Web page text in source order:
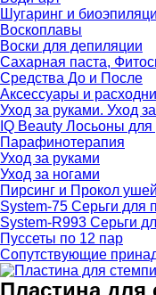
Шугаринг и
Воскоплавы
Воски для депиляции
Сахарная паста,
Средства До и После
Аксессуары и
Уход за руками. Уход
IQ Beauty Лосьоны для
Парафинотерапия
Уход за руками
Уход за ногами
Пирсинг и Прокол ушей
System-75 Серьги для
System-R993 Серьги
Пуссеты по 12 пар
Cопутствующие
Пластина для